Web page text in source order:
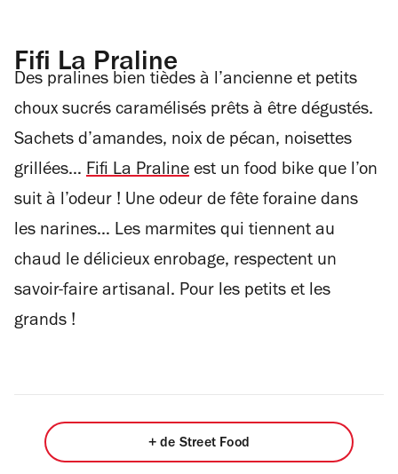
Fifi La Praline
Des pralines bien tièdes à l’ancienne et petits
choux sucrés caramélisés prêts à être dégustés.
Sachets d’amandes, noix de pécan, noisettes
grillées… Fifi La Praline est un food bike que l’on
suit à l’odeur ! Une odeur de fête foraine dans
les narines… Les marmites qui tiennent au
chaud le délicieux enrobage, respectent un
savoir-faire artisanal. Pour les petits et les
grands !
+ de Street Food